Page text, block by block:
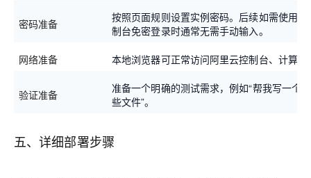
密码准备
按照页面规则设置实例密码。后续如需使用
制台免密登录时通常无需手动输入。
网络准备 本地浏览器可正常访问阿里云控制台、计算
验证准备
准备一个明确的测试需求，例如“帮我写一个
些文件”。
五、详细部署步骤